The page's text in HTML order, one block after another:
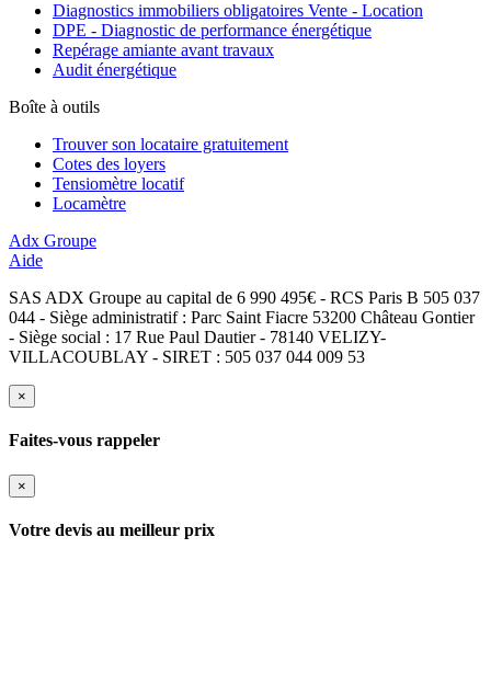
Diagnostics immobiliers obligatoires Vente - Location
DPE - Diagnostic de performance énergétique
Repérage amiante avant travaux
Audit énergétique
Boîte à outils
Trouver son locataire gratuitement
Cotes des loyers
Tensiomètre locatif
Locamètre
Adx Groupe
Aide
SAS ADX Groupe au capital de 6 990 495€ - RCS Paris B 505 037
044 - Siège administratif : Parc Saint Fiacre 53200 Château Gontier
- Siège social : 17 Rue Paul Dautier - 78140 VELIZY-
VILLACOUBLAY - SIRET : 505 037 044 009 53
×
Faites-vous rappeler
×
Votre devis au meilleur prix